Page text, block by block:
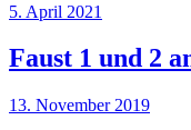
5. April 2021
Faust 1 und 2
13. November 2019